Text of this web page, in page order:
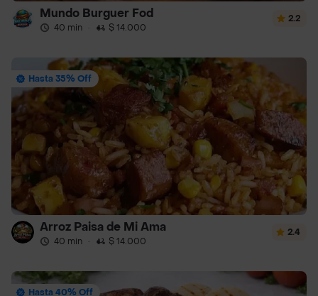
Mundo Burguer Fod
40 min · $ 14.000
2.2
Hasta 35% Off
Arroz Paisa de Mi Ama
40 min · $ 14.000
2.4
Hasta 40% Off